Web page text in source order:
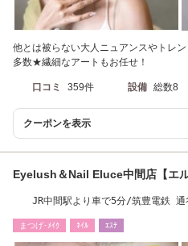
他とは被らない大人ニュアンスやトレ
多数★繊細なアートもお任せ！
口コミ 359件 設備 総数8
クーポンを表示
Eyelush＆Nail Eluce中間店【エル
JR中間駅より車で5分/筑豊電鉄
まつげ･ﾒｲｸ ﾈｲﾙ ｴｽﾃ